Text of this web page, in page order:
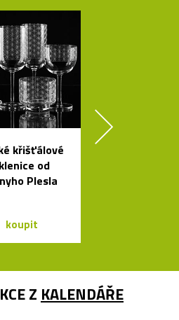
křišťálové
od
Plesla
koupit
Z KALENDÁŘE